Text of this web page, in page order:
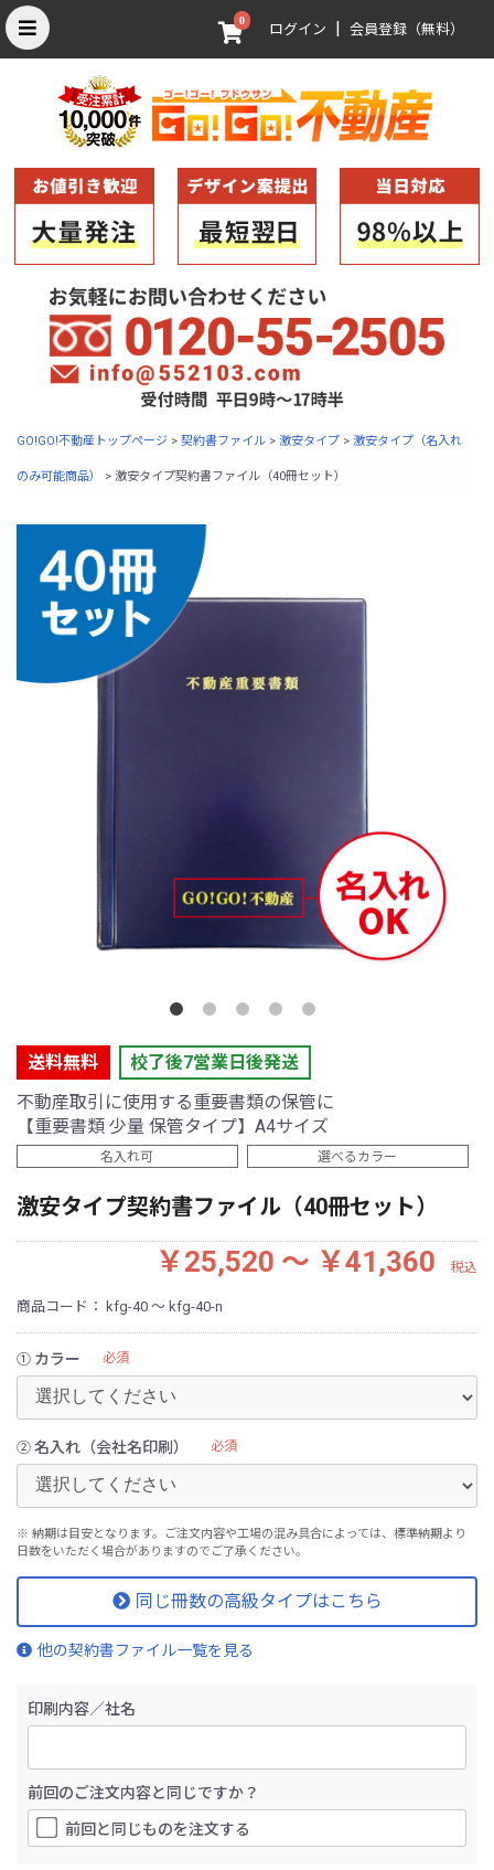
0
ログイン |会員登録（無料）
GO!GO!不動産トップページ > 契約書ファイル > 激安タイプ > 激安タイプ（名入れ
のみ可能商品） > 激安タイプ契約書ファイル（40冊セット）
送料無料
校了後7営業日後発送
不動産取引に使用する重要書類の保管に
【重要書類 少量 保管タイプ】A4サイズ
名入れ可 選べるカラー
激安タイプ契約書ファイル（40冊セット）
￥25,520 ～ ￥41,360 税込
商品コード： kfg-40 ～ kfg-40-n
① カラー 必須
② 名入れ（会社名印刷） 必須
※ 納期は目安となります。ご注文内容や工場の混み具合によっては、標準納期より
日数をいただく場合がありますのでご了承ください。
同じ冊数の高級タイプはこちら
他の契約書ファイル一覧を見る
印刷内容／社名
前回のご注文内容と同じですか？
前回と同じものを注文する